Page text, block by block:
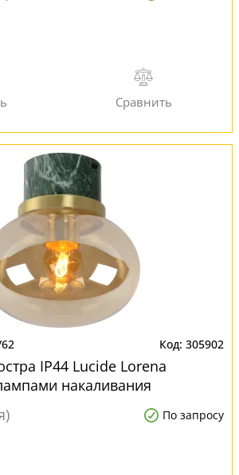
305902
IP44 Lucide Lorena
накаливания
По запросу